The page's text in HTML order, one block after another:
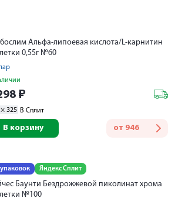
Альфа-липоевая кислота/L-карнитин
0,55г №60
₽
× 325 В Сплит
от 946
В корзину
Яндекс Сплит
Баунти Бездрожжевой пиколинат хрома
№100